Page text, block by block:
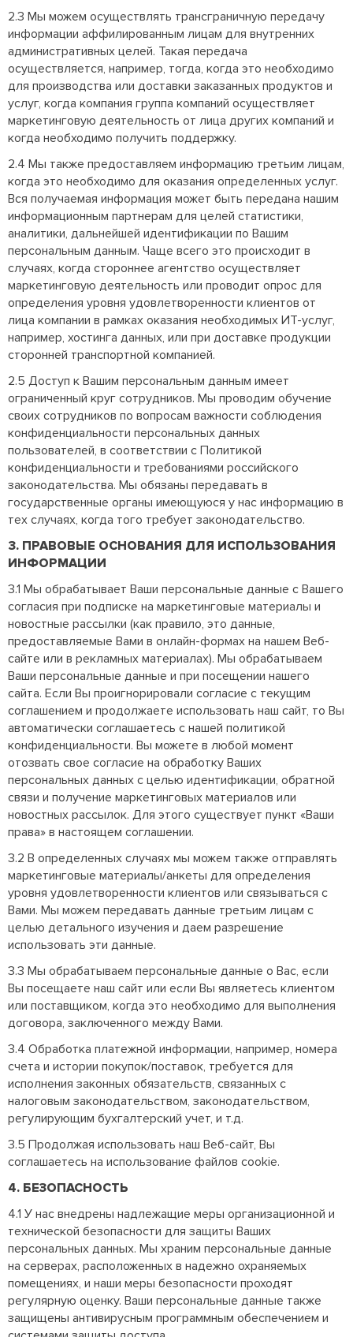
2.3 Мы можем осуществлять трансграничную передачу
информации аффилированным лицам для внутренних
административных целей. Такая передача
осуществляется, например, тогда, когда это необходимо
для производства или доставки заказанных продуктов и
услуг, когда компания группа компаний осуществляет
маркетинговую деятельность от лица других компаний и
когда необходимо получить поддержку.
2.4 Мы также предоставляем информацию третьим лицам,
когда это необходимо для оказания определенных услуг.
Вся получаемая информация может быть передана нашим
информационным партнерам для целей статистики,
аналитики, дальнейшей идентификации по Вашим
персональным данным. Чаще всего это происходит в
случаях, когда стороннее агентство осуществляет
маркетинговую деятельность или проводит опрос для
определения уровня удовлетворенности клиентов от
лица компании в рамках оказания необходимых ИТ-услуг,
например, хостинга данных, или при доставке продукции
сторонней транспортной компанией.
2.5 Доступ к Вашим персональным данным имеет
ограниченный круг сотрудников. Мы проводим обучение
своих сотрудников по вопросам важности соблюдения
конфиденциальности персональных данных
пользователей, в соответствии с Политикой
конфиденциальности и требованиями российского
законодательства. Мы обязаны передавать в
государственные органы имеющуюся у нас информацию в
тех случаях, когда того требует законодательство.
3. ПРАВОВЫЕ ОСНОВАНИЯ ДЛЯ ИСПОЛЬЗОВАНИЯ
ИНФОРМАЦИИ
3.1 Мы обрабатывает Ваши персональные данные с Вашего
согласия при подписке на маркетинговые материалы и
новостные рассылки (как правило, это данные,
предоставляемые Вами в онлайн-формах на нашем Веб-
сайте или в рекламных материалах). Мы обрабатываем
Ваши персональные данные и при посещении нашего
сайта. Если Вы проигнорировали согласие с текущим
соглашением и продолжаете использовать наш сайт, то Вы
автоматически соглашаетесь с нашей политикой
конфиденциальности. Вы можете в любой момент
отозвать свое согласие на обработку Ваших
персональных данных с целью идентификации, обратной
связи и получение маркетинговых материалов или
новостных рассылок. Для этого существует пункт «Ваши
права» в настоящем соглашении.
3.2 В определенных случаях мы можем также отправлять
маркетинговые материалы/анкеты для определения
уровня удовлетворенности клиентов или связываться с
Вами. Мы можем передавать данные третьим лицам с
целью детального изучения и даем разрешение
использовать эти данные.
3.3 Мы обрабатываем персональные данные о Вас, если
Вы посещаете наш сайт или если Вы являетесь клиентом
или поставщиком, когда это необходимо для выполнения
договора, заключенного между Вами.
3.4 Обработка платежной информации, например, номера
счета и истории покупок/поставок, требуется для
исполнения законных обязательств, связанных с
налоговым законодательством, законодательством,
регулирующим бухгалтерский учет, и т.д.
3.5 Продолжая использовать наш Веб-сайт, Вы
соглашаетесь на использование файлов cookie.
4. БЕЗОПАСНОСТЬ
4.1 У нас внедрены надлежащие меры организационной и
технической безопасности для защиты Ваших
персональных данных. Мы храним персональные данные
на серверах, расположенных в надежно охраняемых
помещениях, и наши меры безопасности проходят
регулярную оценку. Ваши персональные данные также
защищены антивирусным программным обеспечением и